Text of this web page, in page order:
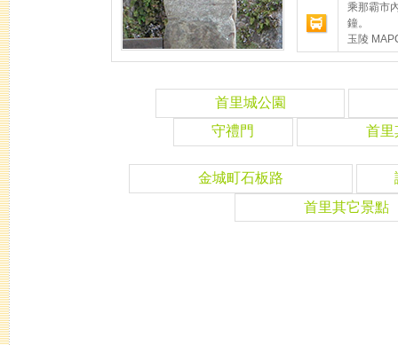
乘那霸市
鐘。
玉陵
首里城公園
守禮門
首里
金城町石板路
首里其它景點